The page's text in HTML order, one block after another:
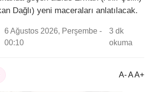
Dağlı) yeni maceraları anlatılacak.
6 Ağustos 2026, Perşembe -
00:10
3 dk
okuma
A- A A+